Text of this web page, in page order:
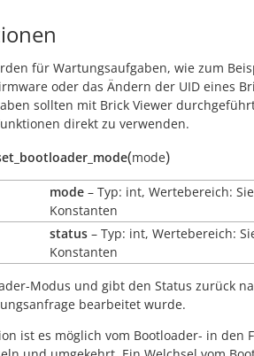
für Wartungsaufgaben, wie zum
oder das Ändern der UID eines
sollten mit Brick Viewer
direkt zu verwenden.
(mode)
mode – Typ: int, Wertebereich:
Konstanten
status – Typ: int, Wertebereich:
Konstanten
Modus und gibt den Status zurück
bearbeitet wurde.
ist es möglich vom Bootloader- in den